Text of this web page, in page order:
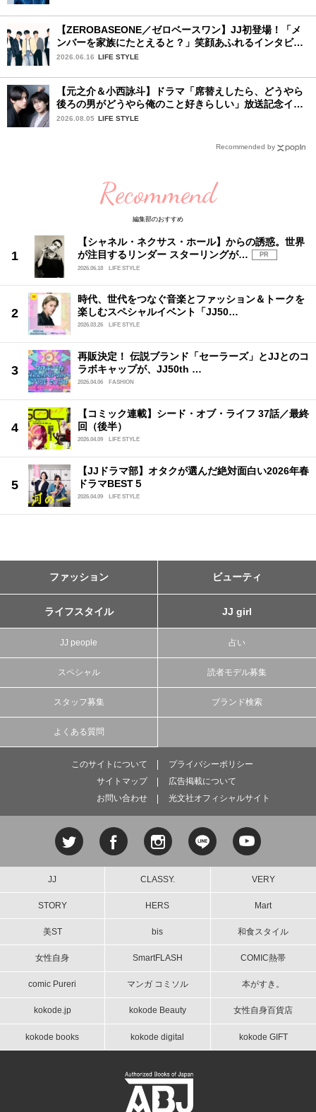
【ZEROBASEONE／ゼロベースワン】JJ初登場！「メ
ンバーを家族にたとえると？」笑顔あふれるインタビュ
ー♡
2026.06.16 LIFE STYLE
【元之介＆小西詠斗】ドラマ「席替えしたら、どうやら
後ろの男がどうやら俺のこと好きらしい」放送記念イン
タビュー♡ 「自然と詠斗くんが可愛く見えたんです」
2026.08.05 LIFE STYLE
Recommended by
Recommend
編集部のおすすめ
【シャネル・ネクサス・ホール】からの誘惑。世界
が注目するリンダー スターリングが…
PR
2026.06.18
LIFE STYLE
時代、世代をつなぐ音楽とファッション＆トークを
楽しむスペシャルイベント「JJ50…
2026.03.26 LIFE STYLE
再販決定！ 伝説ブランド「セーラーズ」とJJとのコ
ラボキャップが、JJ50th …
2026.04.06 FASHION
【コミック連載】シード・オブ・ライフ 37話／最終
回（後半）
2026.04.09 LIFE STYLE
【JJドラマ部】オタクが選んだ絶対面白い2026年春
ドラマBEST５
2026.04.09 LIFE STYLE
ファッション ビューティ
ライフスタイル JJ girl
JJ people 占い
スペシャル 読者モデル募集
スタッフ募集 ブランド検索
よくある質問
このサイトについて
プライバシーポリシー
サイトマップ
広告掲載について
お問い合わせ
光文社オフィシャルサイト
JJ CLASSY. VERY
STORY HERS Mart
美ST bis 和食スタイル
女性自身 SmartFLASH COMIC熱帯
comic Pureri マンガ コミソル 本がすき。
kokode.jp kokode Beauty 女性自身百貨店
kokode books kokode digital kokode GIFT